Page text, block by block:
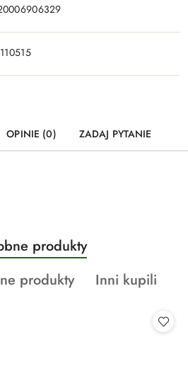
OPINIE (0) ZADAJ PYTANIE
produkty
produkty
Produkty
Inni kupili